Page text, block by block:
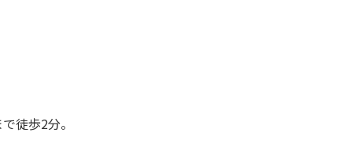
徒歩2分。